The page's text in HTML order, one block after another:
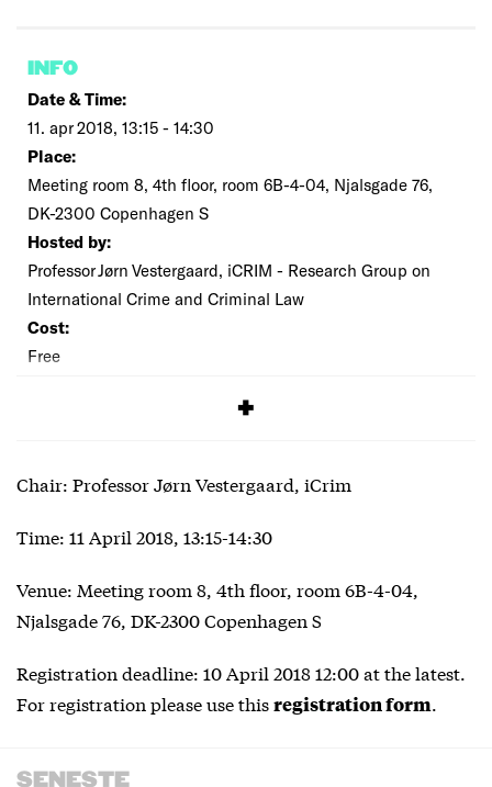
INFO
Date & Time:
11. apr 2018, 13:15 - 14:30
Place:
Meeting room 8, 4th floor, room 6B-4-04, Njalsgade 76,
DK-2300 Copenhagen S
Hosted by:
Professor Jørn Vestergaard, iCRIM - Research Group on
International Crime and Criminal Law
Cost:
Free
Chair: Professor Jørn Vestergaard, iCrim
Time: 11 April 2018, 13:15-14:30
Venue: Meeting room 8, 4th floor, room 6B-4-04,
Njalsgade 76, DK-2300 Copenhagen S
Registration deadline: 10 April 2018 12:00 at the latest.
For registration please use thisregistration form.
SENESTE